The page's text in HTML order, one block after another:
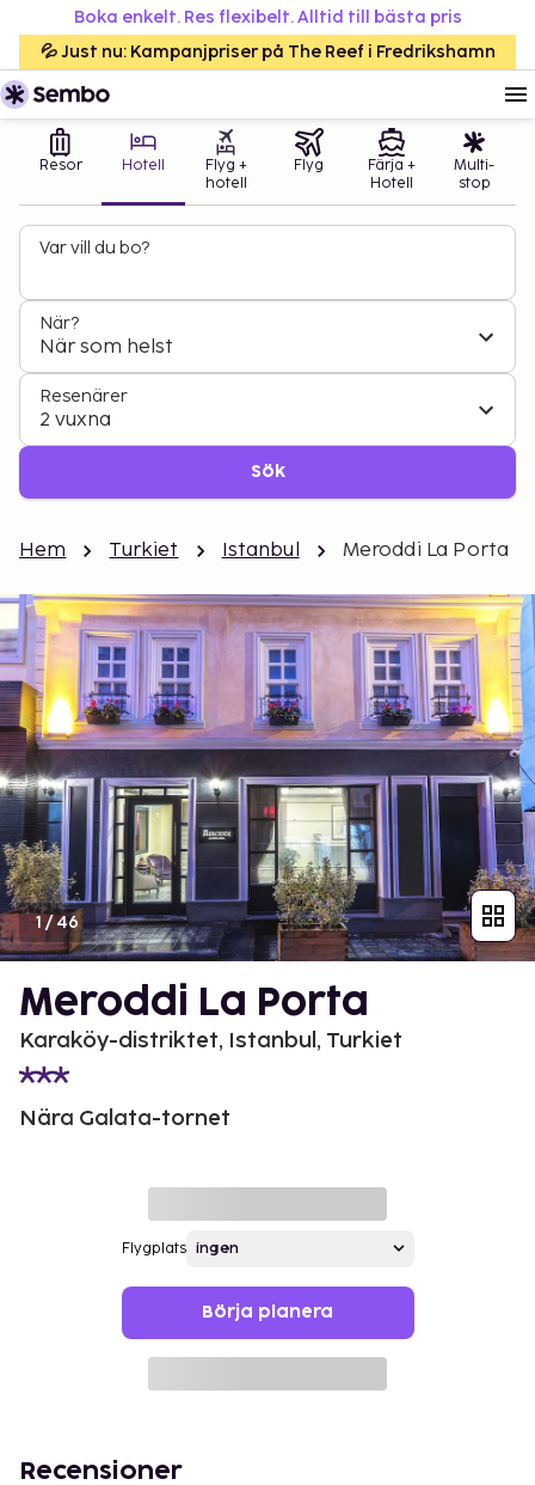
Boka enkelt. Res flexibelt. Alltid till bästa pris
💦 Just nu: Kampanjpriser på The Reef i Fredrikshamn
Resor Hotell
Flyg +
hotell
Flyg
Färja +
Hotell
Multi-
stop
Var vill du bo?
När?
När som helst
Resenärer
2 vuxna
Sök
Hem Turkiet Istanbul Meroddi La Porta
1/46
Meroddi La Porta
Karaköy-distriktet, Istanbul, Turkiet
Nära Galata-tornet
Flygplats
Börja planera
Recensioner